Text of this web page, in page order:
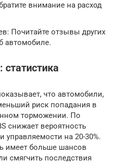
внимание на расход
Почитайте отзывы других
автомобиле.
статистика
что автомобили,
риск попадания в
торможении. По
снижает вероятность
управляемости на 20-30%.
имеет больше шансов
смягчить последствия